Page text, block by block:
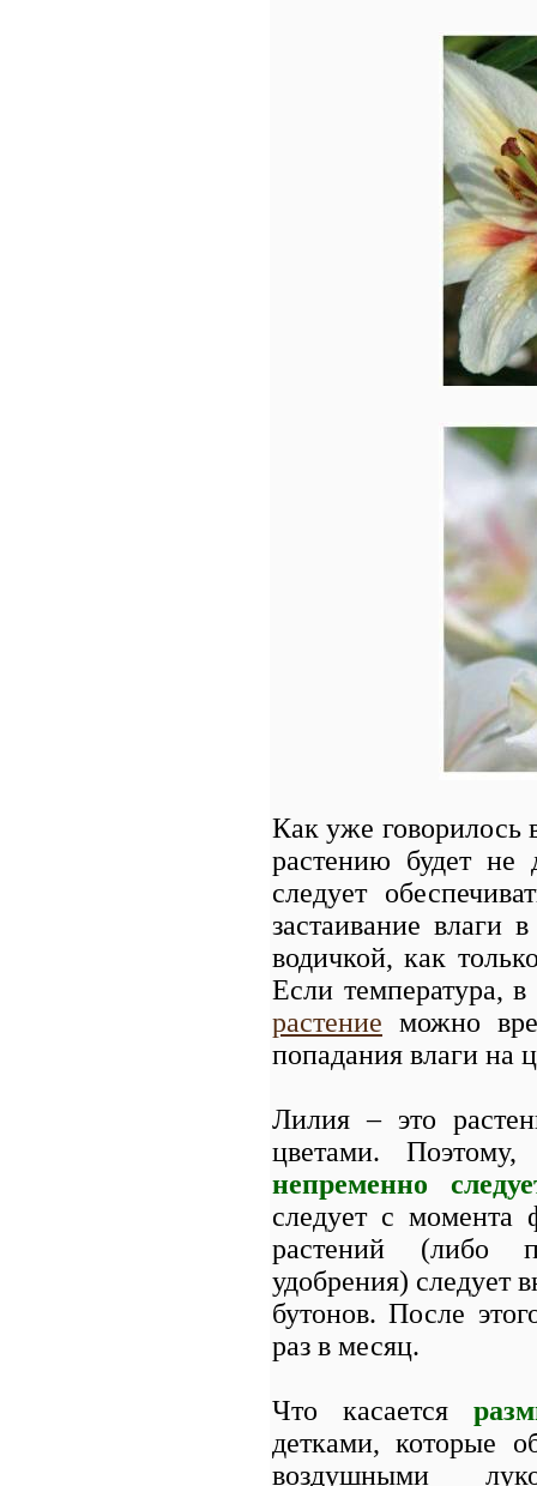
Как уже
растению будет не
следует
застаивание влаги
водичкой, как
Если температура,
растение можно
попадания влаги на
Лилия – это
цветами.
непременно
следует с момента
растений (либо
удобрения) следует
бутонов. После
раз в месяц.
Что касается
детками, которые
воздушными